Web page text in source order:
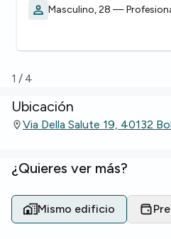
Masculino, 28 —
1/ 4
Ubicación
Via Della Salute 19, 40132
¿Quieres ver más?
Mismo edificio